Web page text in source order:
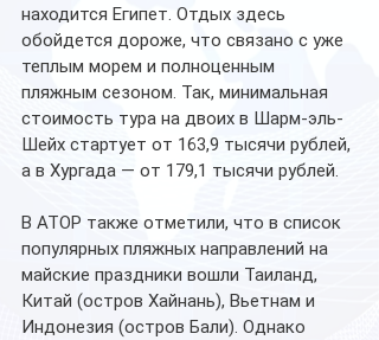
находится Египет. Отдых здесь
обойдется дороже, что связано с уже
теплым морем и полноценным
пляжным сезоном. Так, минимальная
стоимость тура на двоих в Шарм-эль-
Шейх стартует от 163,9 тысячи рублей,
а в Хургада — от 179,1 тысячи рублей.
В АТОР также отметили, что в список
популярных пляжных направлений на
майские праздники вошли Таиланд,
Китай (остров Хайнань), Вьетнам и
Индонезия (остров Бали). Однако